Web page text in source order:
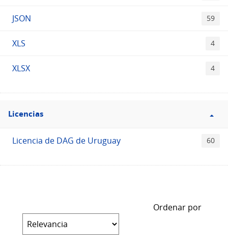
JSON 59
XLS 4
XLSX 4
Filtro
Licencias
Licencias
Licencia de DAG de Uruguay 60
Ordenar por